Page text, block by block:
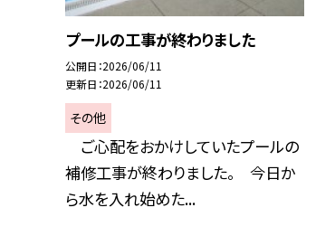
プールの工事が終わりました
公開日 2026/06/11
更新日 2026/06/11
その他
ご心配をおかけしていたプールの
補修工事が終わりました。 今日か
ら水を入れ始めた...